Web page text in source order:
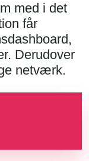
med i det
får
Derudover
netværk.